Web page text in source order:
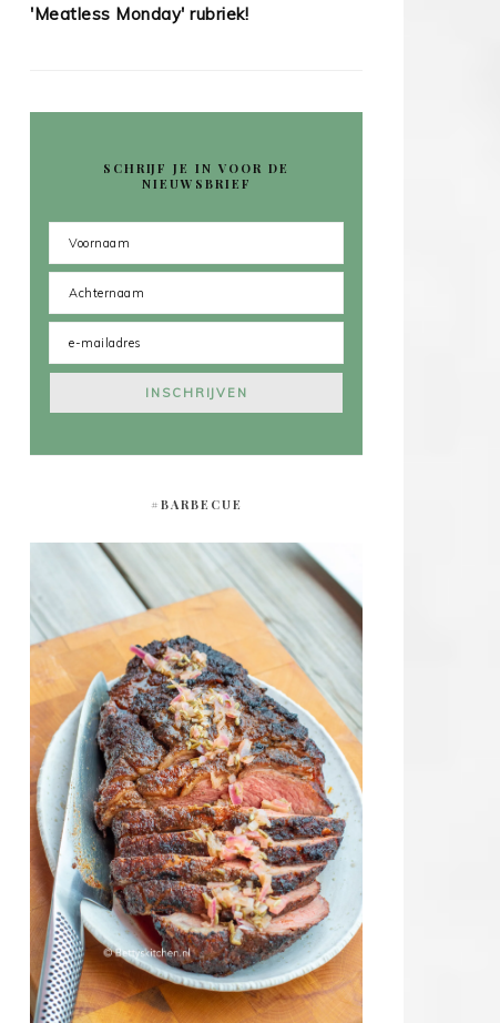
'Meatless Monday' rubriek!
SCHRIJF JE IN VOOR DE
NIEUWSBRIEF
#BARBECUE